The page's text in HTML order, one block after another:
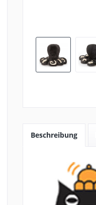
Beschreibung